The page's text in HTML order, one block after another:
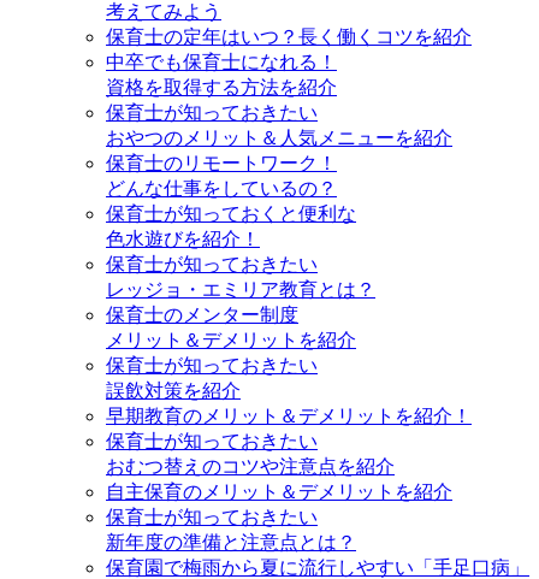
考えてみよう
保育士の定年はいつ？長く働くコツを紹介
中卒でも保育士になれる！
資格を取得する方法を紹介
保育士が知っておきたい
おやつのメリット＆人気メニューを紹介
保育士のリモートワーク！
どんな仕事をしているの？
保育士が知っておくと便利な
色水遊びを紹介！
保育士が知っておきたい
レッジョ・エミリア教育とは？
保育士のメンター制度
メリット＆デメリットを紹介
保育士が知っておきたい
誤飲対策を紹介
早期教育のメリット＆デメリットを紹介！
保育士が知っておきたい
おむつ替えのコツや注意点を紹介
自主保育のメリット＆デメリットを紹介
保育士が知っておきたい
新年度の準備と注意点とは？
保育園で梅雨から夏に流行しやすい「手足口病」